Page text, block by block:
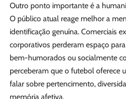
Outro ponto importante é a
O público atual reage melhor a
identificação genuína. Comerciais
corporativos perderam espaço
bem-humorados ou socialmente
perceberam que o futebol oferece
falar sobre pertencimento,
memória afetiva.